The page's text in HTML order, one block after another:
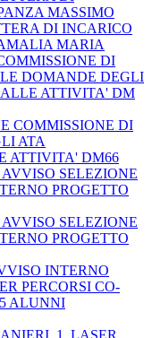
MASSIMO
DI INCARICO
MARIA
DI
DOMANDE DEGLI
ALLE ATTIVITA' DM
COMMISSIONE DI
ATA
ATTIVITA' DM66
SELEZIONE
PROGETTO
AVVISO SELEZIONE
PROGETTO
INTERNO
PERCORSI CO-
ALUNNI